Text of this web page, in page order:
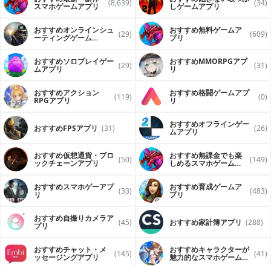
スマホゲームアプリ (8,639) しゲームアプリ (34)
おすすめオンラインシュ
ーティングゲーム (29) おすすめ無料ゲームア
プリ (609)
おすすめソロプレイゲー
ムアプリ (29) おすすめ MMORPGアプ
リ (31)
おすすめアクション
RPGアプリ (119) おすすめ格闘ゲームアプ
リ (0)
おすすめFPSアプリ (31) おすすめオフラインゲー
ムアプリ (26)
おすすめ仮想通貨・ブロ
ックチェーンアプリ (50) おすすめ無課金でも楽
しめるスマホゲームア (149)
おすすめスマホゲーアプ
リ (33) おすすめ育成ゲームア
プリ (483)
おすすめ自撮りカメラア
プリ (45) おすすめ家計簿アプリ (288)
おすすめチャット・メ
ッセージングアプリ (145) おすすめキャラクターが
魅力的なスマホゲームア (41)